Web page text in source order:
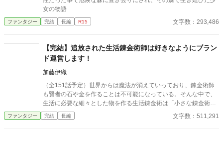
女の物語
ファンタジー 完結 長編 R15 文字数：293,486
【完結】追放された生活錬金術師は好きなようにブラン
ド運営します！
加藤伊織
（全151話予定）世界からは魔法が消えていっており、錬金術師
も賢者の石や金を作ることは不可能になっている。そんな中で、
生活に必要な細々とした物を作る生活錬金術は「小さな錬金術」
と呼ばれていた。 カモミールは師であるロクサーヌから勧められ
て「小さな錬金術」の道を歩み、ロクサーヌと共に化粧品のブラ
ファンタジー 完結 長編 文字数：511,291